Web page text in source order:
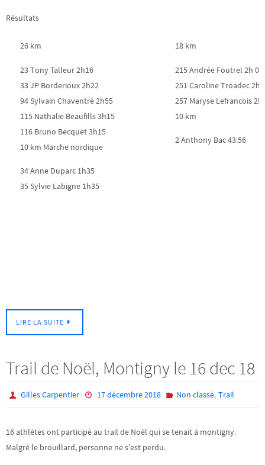
Résultats
26 km
23 Tony Talleur 2h16
33 JP Borderioux 2h22
94 Sylvain Chaventré 2h55
115 Nathalie Beaufills 3h15
116 Bruno Becquet 3h15
10 km Marche nordique
34 Anne Duparc 1h35
35 Sylvie Labigne 1h35
18 km
215 Andrée Foutrel 2h 00
251 Caroline Troadec
257 Maryse Lefrancois
10 km
2 Anthony Bac 43.56
LIRE LA SUITE
Trail de Noël, Montigny le 16 dec 18
Gilles Carpentier 17 décembre 2018 Non classé, Trail
16 athlètes ont participé au trail de Noël qui se tenait à montigny.
Malgré le brouillard, personne ne s’est perdu.